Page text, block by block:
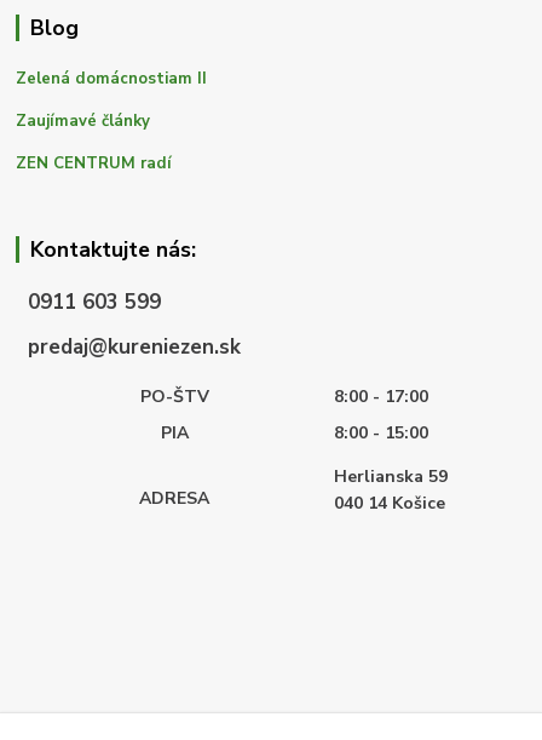
Blog
Zelená domácnostiam II
Zaujímavé články
ZEN CENTRUM radí
Kontaktujte nás:
0911 603 599
predaj@kureniezen.sk
PO-ŠTV
8:00 - 17:00
PIA
8:00 - 15:00
ADRESA
Herlianska 59
040 14 Košice